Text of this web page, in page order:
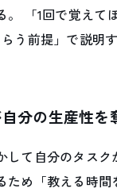
。 「1回で覚えて
う前提」で説明
分の生産性を
して自分のタス
ため「教える時間